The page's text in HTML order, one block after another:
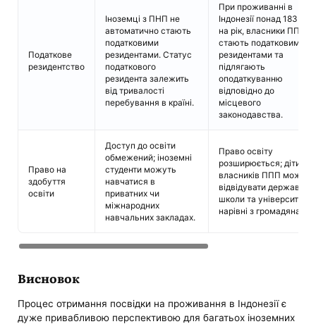
Податкове
резидентство
Іноземці з ПНП не
автоматично стають
податковими
резидентами. Статус
податкового
резидента залежить
від тривалості
перебування в країні.
При проживанні в
Індонезії понад 183 дні
на рік, власники ППП
стають податковими
резидентами та
підлягають
оподаткуванню
відповідно до
місцевого
законодавства.
Право на
здобуття
освіти
Доступ до освіти
обмежений; іноземні
студенти можуть
навчатися в
приватних чи
міжнародних
навчальних закладах.
Право освіту
розширюється; діти
власників ППП можуть
відвідувати державні
школи та університети
нарівні з громадянами.
Висновок
Процес отримання посвідки на проживання в Індонезії є
дуже привабливою перспективою для багатьох іноземних